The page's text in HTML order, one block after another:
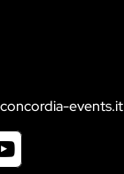
events.it